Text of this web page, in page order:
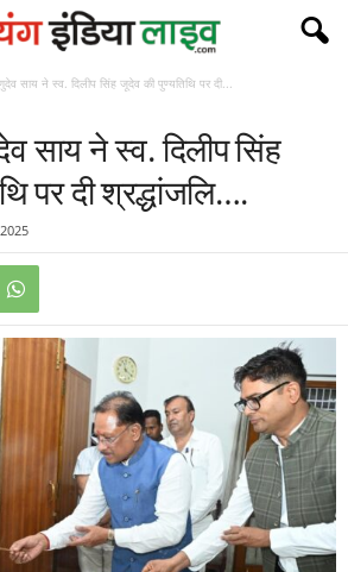
साय ने स्व. दिलीप सिंह जूदेव की पुण्यतिथि पर दी...
साय ने स्व. दिलीप सिंह
पर दी श्रद्धांजलि….